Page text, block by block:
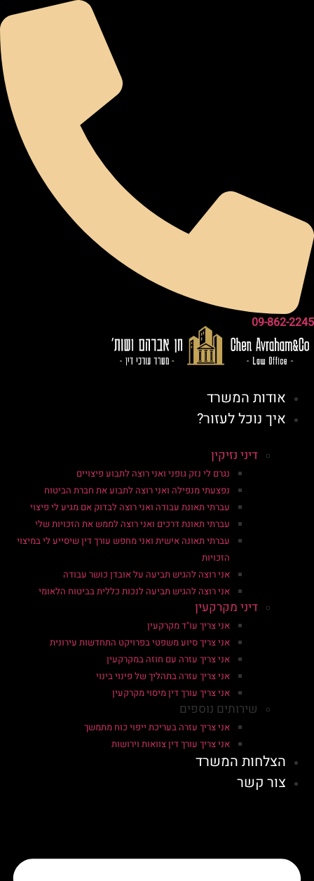
09-862-2245
אודות המשרד
איך נוכל לעזור?
דיני נזיקין
נגרם לי נזק גופני ואני רוצה לתבוע פיצויים
נפצעתי מנפילה ואני רוצה לתבוע את חברת הביטוח
עברתי תאונת עבודה ואני רוצה לבדוק אם מגיע לי פיצוי
עברתי תאונת דרכים ואני רוצה לממש את הזכויות שלי
עברתי תאונה אישית ואני מחפש עורך דין שיסייע לי במיצוי
הזכויות
אני רוצה להגיש תביעה על אובדן כושר עבודה
אני רוצה להגיש תביעה לנכות כללית בביטוח הלאומי
דיני מקרקעין
אני צריך עו"ד מקרקעין
אני צריך סיוע משפטי בפרויקט התחדשות עירונית
אני צריך עזרה עם חוזה במקרקעין
אני צריך עזרה בתהליך של פינוי בינוי
אני צריך עורך דין מיסוי מקרקעין
שירותים נוספים
אני צריך עזרה בעריכת ייפוי כוח מתמשך
אני צריך עורך דין צוואות וירושות
הצלחות המשרד
צור קשר